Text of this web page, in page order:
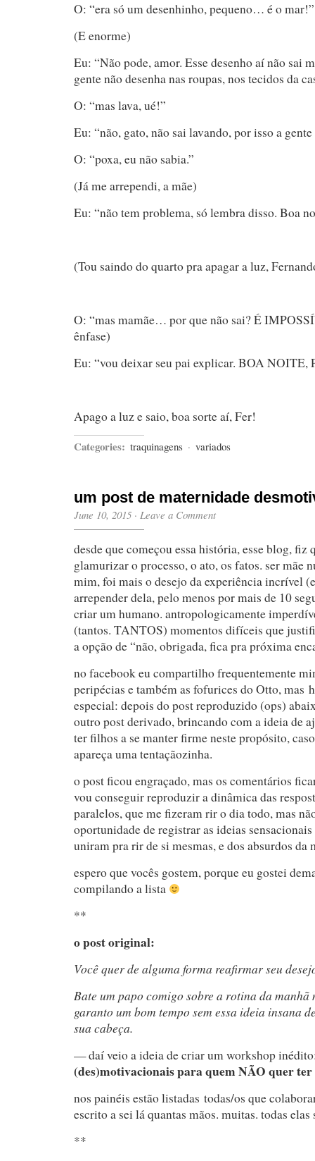
O: “era só um desenhinho, pequeno… é o mar!”
(E enorme)
Eu: “Não pode, amor. Esse desenho aí não sai
gente não desenha nas roupas, nos tecidos da
O: “mas lava, ué!”
Eu: “não, gato, não sai lavando, por isso a
O: “poxa, eu não sabia.”
(Já me arrependi, a mãe)
Eu: “não tem problema, só lembra disso. Boa
(Tou saindo do quarto pra apagar a luz,
O: “mas mamãe… por que não sai? É
ênfase)
Eu: “vou deixar seu pai explicar. BOA NOITE,
Apago a luz e saio, boa sorte aí, Fer!
Categories: traquinagens · variados
um post de maternidade
June 10, 2015 · Leave a Comment
desde que começou essa história, esse blog, fiz
glamurizar o processo, o ato, os fatos. ser mãe
mim, foi mais o desejo da experiência incrível
arrepender dela, pelo menos por mais de 10
criar um humano. antropologicamente
(tantos. TANTOS) momentos difíceis que
a opção de “não, obrigada, fica pra próxima
no facebook eu compartilho frequentemente
peripécias e também as fofurices do Otto, mas
especial: depois do post reproduzido (ops)
outro post derivado, brincando com a ideia de
ter filhos a se manter firme neste propósito,
apareça uma tentaçãozinha.
o post ficou engraçado, mas os comentários
vou conseguir reproduzir a dinâmica das
paralelos, que me fizeram rir o dia todo, mas
oportunidade de registrar as ideias sensacionais
uniram pra rir de si mesmas, e dos absurdos da
espero que vocês gostem, porque eu gostei
compilando a lista
**
o post original:
Você quer de alguma forma reafirmar seu
Bate um papo comigo sobre a rotina da manhã
garanto um bom tempo sem essa ideia insana
sua cabeça.
— daí veio a ideia de criar um workshop
(des)motivacionais para quem NÃO quer
nos painéis estão listadas todas/os que
escrito a sei lá quantas mãos. muitas. todas elas
**